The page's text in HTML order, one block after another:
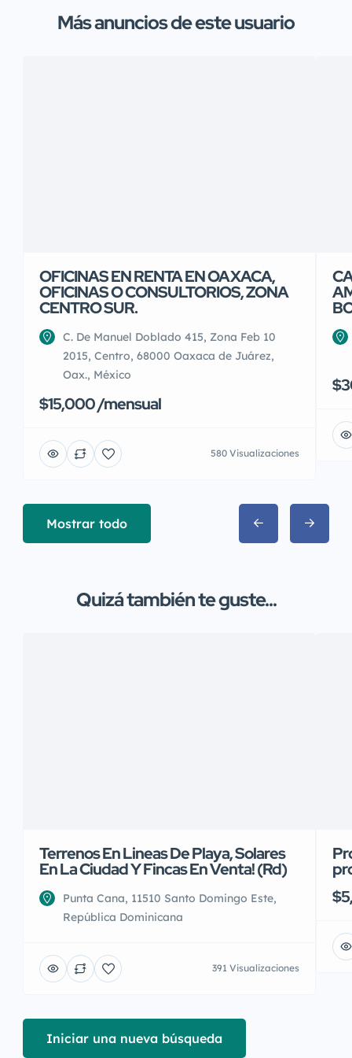
Más anuncios de este usuario
OFICINAS EN RENTA EN OAXACA,
OFICINAS O CONSULTORIOS, ZONA
CENTRO SUR.
C. De Manuel Doblado 415, Zona Feb 10
2015, Centro, 68000 Oaxaca de Juárez,
Oax., México
$15,000 /mensual
580 Visualizaciones
Mostrar todo
Quizá también te guste...
Terrenos En Lineas De Playa, Solares
En La Ciudad Y Fincas En Venta! (Rd)
Punta Cana, 11510 Santo Domingo Este,
República Dominicana
391 Visualizaciones
Iniciar una nueva búsqueda